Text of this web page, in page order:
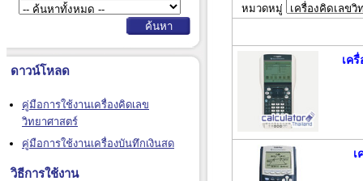
ดาวน์โหลด
คู่มือการใช้งานเครื่องคิดเลข
วิทยาศาสตร์
คู่มือการใช้งานเครื่องบันทึกเงินสด
วิธีการใช้งาน
หมวดหมู่
เค
เ